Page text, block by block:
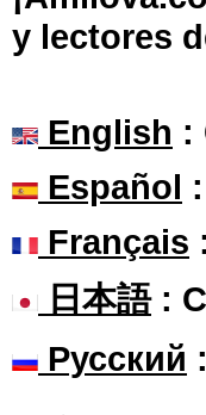
y lectores
English :
Español
Français
日本語:
Русский